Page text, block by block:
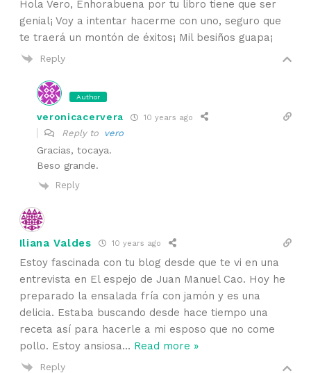
Hola Vero, Enhorabuena por tu libro tiene que ser
genial¡ Voy a intentar hacerme con uno, seguro que
te traerá un montón de éxitos¡ Mil besiños guapa¡
Reply
Author
veronicacervera 10 years ago
Reply to vero
Gracias, tocaya.
Beso grande.
Reply
Iliana Valdes 10 years ago
Estoy fascinada con tu blog desde que te vi en una
entrevista en El espejo de Juan Manuel Cao. Hoy he
preparado la ensalada fría con jamón y es una
delicia. Estaba buscando desde hace tiempo una
receta así para hacerle a mi esposo que no come
pollo. Estoy ansiosa… Read more »
Reply